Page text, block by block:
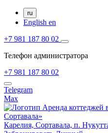
ru
English en
+7 981 187 80 02
Телефон администратора
+7 981 187 80 02
Telegram
Max
Карелия, Сортавала, п.